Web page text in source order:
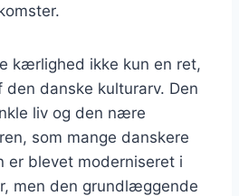
kærlighed ikke kun en ret,
den danske kulturarv. Den
liv og den nære
som mange danskere
blevet moderniseret i
men den grundlæggende